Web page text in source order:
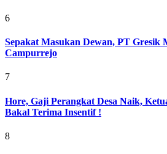
6
Sepakat Masukan Dewan, PT Gresik
Campurrejo
7
Hore, Gaji Perangkat Desa Naik,
Bakal Terima Insentif !
8